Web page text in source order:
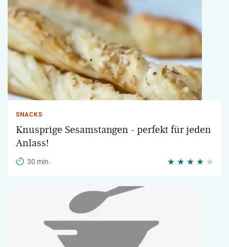
SNACKS
Knusprige Sesamstangen - perfekt für jeden
Anlass!
30 min.